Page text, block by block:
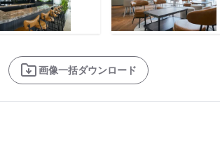
画像一括ダウンロード